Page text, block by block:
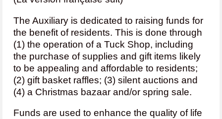
The Auxiliary is dedicated to raising funds for
the benefit of residents. This is done through
(1) the operation of a Tuck Shop, including
the purchase of supplies and gift items likely
to be appealing and affordable to residents;
(2) gift basket raffles; (3) silent auctions and
(4) a Christmas bazaar and/or spring sale.
Funds are used to enhance the quality of life